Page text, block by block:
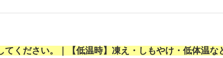
てください。｜【低温時】凍え・しもやけ・低体温な